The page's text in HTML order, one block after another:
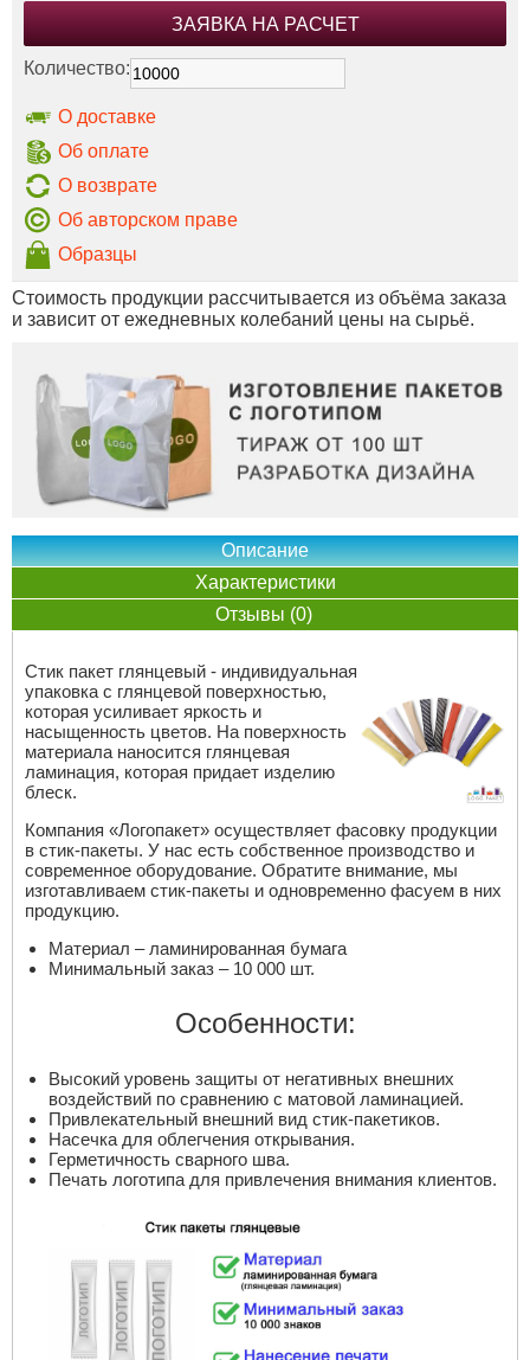
ЗАЯВКА НА РАСЧЕТ
Количество:
О доставке
Об оплате
О возврате
Об авторском праве
Образцы
Стоимость продукции рассчитывается из объёма заказа
и зависит от ежедневных колебаний цены на сырьё.
Описание
Характеристики
Отзывы (0)
Стик пакет глянцевый - индивидуальная
упаковка с глянцевой поверхностью,
которая усиливает яркость и
насыщенность цветов. На поверхность
материала наносится глянцевая
ламинация, которая придает изделию
блеск.
Компания «Логопакет» осуществляет фасовку продукции
в стик-пакеты. У нас есть собственное производство и
современное оборудование. Обратите внимание, мы
изготавливаем стик-пакеты и одновременно фасуем в них
продукцию.
Материал – ламинированная бумага
Минимальный заказ – 10 000 шт.
Особенности:
Высокий уровень защиты от негативных внешних
воздействий по сравнению с матовой ламинацией.
Привлекательный внешний вид стик-пакетиков.
Насечка для облегчения открывания.
Герметичность сварного шва.
Печать логотипа для привлечения внимания клиентов.